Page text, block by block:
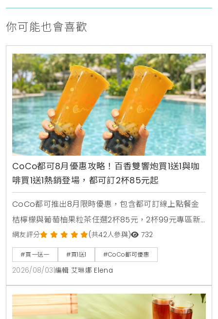
你可能也會喜歡
CoCo都可8月優惠攻略！百香雙響炮買1送1與咖
啡買1送1熱銷登場，都可訂2杯85元起
CoCo都可推出8月限時優惠，包含都可訂線上點餐金
桔檸檬與葡萄柚果粒茶任選2杯85元，2杯99元專區新
上架粉角檸檬冬瓜，每週一二指定咖啡買1送1，8月5日
週三好友日更祭出百香雙響炮買1送1優惠。
網友評分 (共42人參與) 732
#買一送一 #買1送1 #CoCo都可優惠
2026/08/03 編輯 艾琳娜 Elena